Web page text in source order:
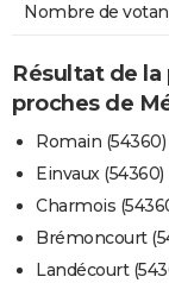
Nombre de
Résultat de
proches de
Romain (54360)
Einvaux (54360)
Charmois
Brémoncourt
Landécourt